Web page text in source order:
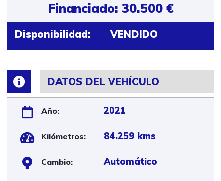
Financiado: 30.500 €
Disponibilidad: VENDIDO
DATOS DEL VEHÍCULO
Año: 2021
Kilómetros: 84.259 kms
Cambio: Automático